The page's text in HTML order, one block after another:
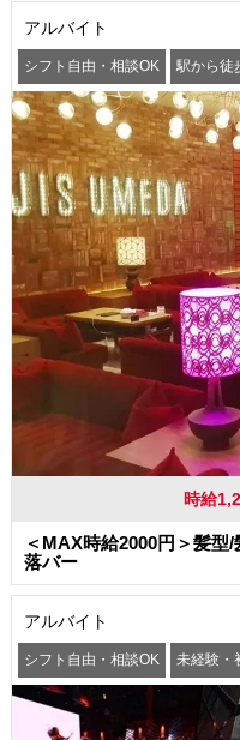
アルバイト
シフト自由・相談OK 駅から徒
時給
＜MAX時給2000円＞髪型
落バー
アルバイト
シフト自由・相談OK 未経験・
駅から徒歩5分以内 交通費支給